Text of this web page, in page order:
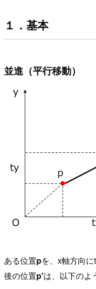
１．基本
並進（平行移動）
ある位置pを、x軸方向
後の位置p'は、以下のよ